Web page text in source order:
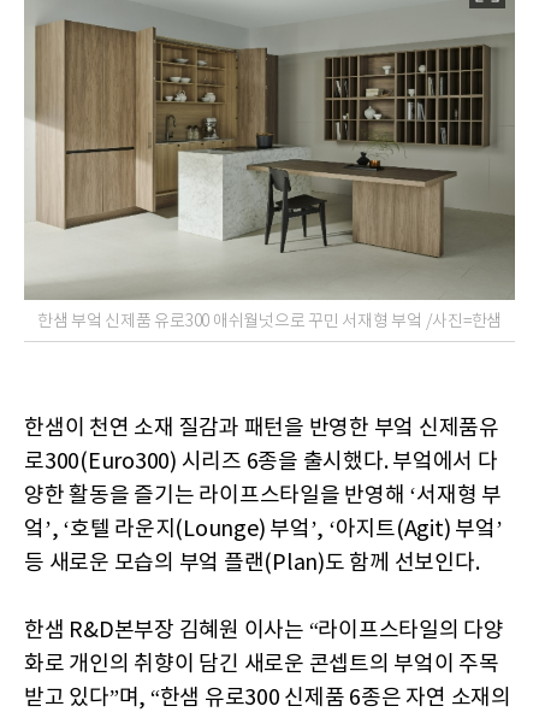
한샘 부엌 신제품 유로300 애쉬월넛으로 꾸민 서재형 부엌 /사진=한샘
한샘이 천연 소재 질감과 패턴을 반영한 부엌 신제품유
로300(Euro300) 시리즈 6종을 출시했다. 부엌에서 다
양한 활동을 즐기는 라이프스타일을 반영해 ‘서재형 부
엌’, ‘호텔 라운지(Lounge) 부엌’, ‘아지트(Agit) 부엌’
등 새로운 모습의 부엌 플랜(Plan)도 함께 선보인다.
한샘 R&D본부장 김혜원 이사는 “라이프스타일의 다양
화로 개인의 취향이 담긴 새로운 콘셉트의 부엌이 주목
받고 있다”며, “한샘 유로300 신제품 6종은 자연 소재의